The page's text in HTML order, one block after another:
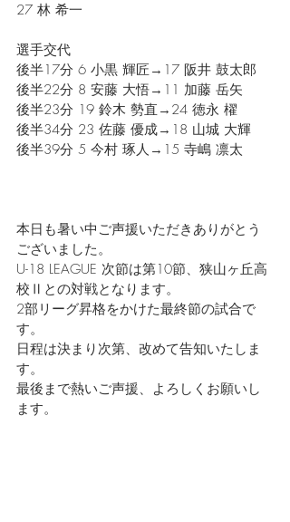
27 林 希一
選手交代
後半17分 6 小黒 輝匠→17 阪井 鼓太郎
後半22分 8 安藤 大悟→11 加藤 岳矢
後半23分 19 鈴木 勢直→24 徳永 櫂
後半34分 23 佐藤 優成→18 山城 大輝
後半39分 5 今村 琢人→15 寺嶋 凛太
本日も暑い中ご声援いただきありがとう
ございました。
U-18 LEAGUE 次節は第10節、狭山ヶ丘高
校Ⅱとの対戦となります。
2部リーグ昇格をかけた最終節の試合で
す。
日程は決まり次第、改めて告知いたしま
す。
最後まで熱いご声援、よろしくお願いし
ます。